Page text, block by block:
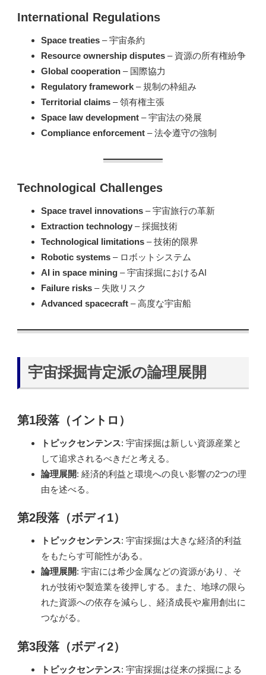
International Regulations
Space treaties – 宇宙条約
Resource ownership disputes – 資源の所有権紛争
Global cooperation – 国際協力
Regulatory framework – 規制の枠組み
Territorial claims – 領有権主張
Space law development – 宇宙法の発展
Compliance enforcement – 法令遵守の強制
Technological Challenges
Space travel innovations – 宇宙旅行の革新
Extraction technology – 採掘技術
Technological limitations – 技術的限界
Robotic systems – ロボットシステム
AI in space mining – 宇宙採掘におけるAI
Failure risks – 失敗リスク
Advanced spacecraft – 高度な宇宙船
宇宙採掘肯定派の論理展開
第1段落（イントロ）
トピックセンテンス: 宇宙採掘は新しい資源産業と
して追求されるべきだと考える。
論理展開: 経済的利益と環境への良い影響の2つの理
由を述べる。
第2段落（ボディ1）
トピックセンテンス: 宇宙採掘は大きな経済的利益
をもたらす可能性がある。
論理展開: 宇宙には希少金属などの資源があり、そ
れが技術や製造業を後押しする。また、地球の限ら
れた資源への依存を減らし、経済成長や雇用創出に
つながる。
第3段落（ボディ2）
トピックセンテンス: 宇宙採掘は従来の採掘による